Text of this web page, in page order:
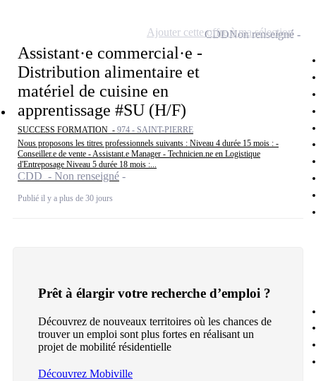
Assistant·e commercial·e -
Distribution alimentaire et
matériel de cuisine en
apprentissage #SU (H/F)
SUCCESS FORMATION - 974 - SAINT-PIERRE
Nous proposons les titres professionnels suivants : Niveau 4 durée 15 mois : -
Conseiller.e de vente - Assistant.e Manager - Technicien.ne en Logistique
d'Entreposage Niveau 5 durée 18 mois :...
CDD - Non renseigné
Publié il y a plus de 30 jours
CDDNon renseigné
Ajouter cette offre à ma sélection
Prêt à élargir votre recherche d’emploi ?
Découvrez de nouveaux territoires où les chances de
trouver un emploi sont plus fortes en réalisant un
projet de mobilité résidentielle
Découvrez Mobiville